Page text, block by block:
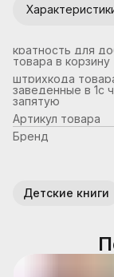
кратность для
товара в корзину
штрихкода
заведенные в 1с
запятую
Артикул товара
Бренд
Детские книги